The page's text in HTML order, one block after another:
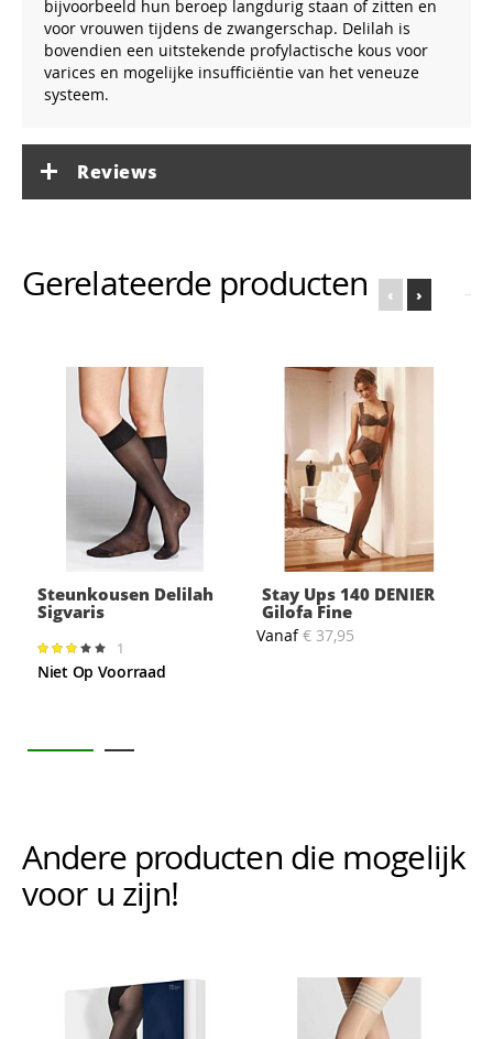
bijvoorbeeld hun beroep langdurig staan of zitten en
voor vrouwen tijdens de zwangerschap. Delilah is
bovendien een uitstekende profylactische kous voor
varices en mogelijke insufficiëntie van het veneuze
systeem.
Reviews
Gerelateerde producten ‹ ›
Steunkousen Delilah
Sigvaris
Waardering:
60%
1
Niet Op Voorraad
Stay Ups 140 DENIER
Gilofa Fine
Vanaf € 37,95
Andere producten die mogelijk
voor u zijn!